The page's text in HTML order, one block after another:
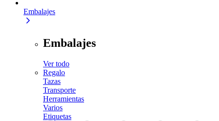
Embalajes
Embalajes
Ver todo
Regalo
Tazas
Transporte
Herramientas
Varios
Etiquetas